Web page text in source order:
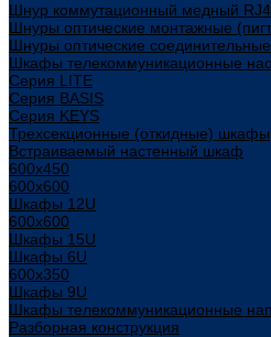
Шнур коммутационный медный
Шнуры оптические монтажные
Шнуры оптические
Шкафы телекоммуникационные
Cерия LITE
Cерия BASIS
Cерия KEYS
Трехсекционные (откидные) шкафы
Встраиваемый настенный шкаф
600x450
600x600
Шкафы 12U
600x600
Шкафы 15U
Шкафы 6U
600x350
Шкафы 9U
Шкафы телекоммуникационные
Разборная конструкция